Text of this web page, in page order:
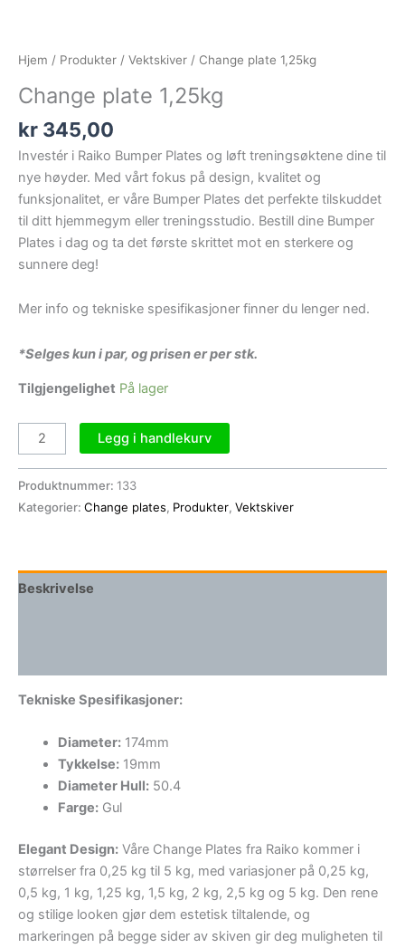
Hjem / Produkter / Vektskiver / Change plate 1,25kg
Change plate 1,25kg
kr 345,00
Investér i Raiko Bumper Plates og løft treningsøktene dine til
nye høyder. Med vårt fokus på design, kvalitet og
funksjonalitet, er våre Bumper Plates det perfekte tilskuddet
til ditt hjemmegym eller treningsstudio. Bestill dine Bumper
Plates i dag og ta det første skrittet mot en sterkere og
sunnere deg!
Mer info og tekniske spesifikasjoner finner du lenger ned.
*Selges kun i par, og prisen er per stk.
Tilgjengelighet På lager
Legg i handlekurv
Produktnummer: 133
Kategorier: Change plates, Produkter, Vektskiver
Beskrivelse
Tekniske Spesifikasjoner:
Diameter:174mm
Tykkelse:19mm
Diameter Hull:50.4
Farge:Gul
Elegant Design: Våre Change Plates fra Raiko kommer i
størrelser fra 0,25 kg til 5 kg, med variasjoner på 0,25 kg,
0,5 kg, 1 kg, 1,25 kg, 1,5 kg, 2 kg, 2,5 kg og 5 kg. Den rene
og stilige looken gjør dem estetisk tiltalende, og
markeringen på begge sider av skiven gir deg muligheten til